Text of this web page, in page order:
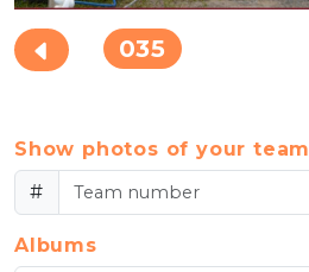
035
Show photos of your team
#
Albums